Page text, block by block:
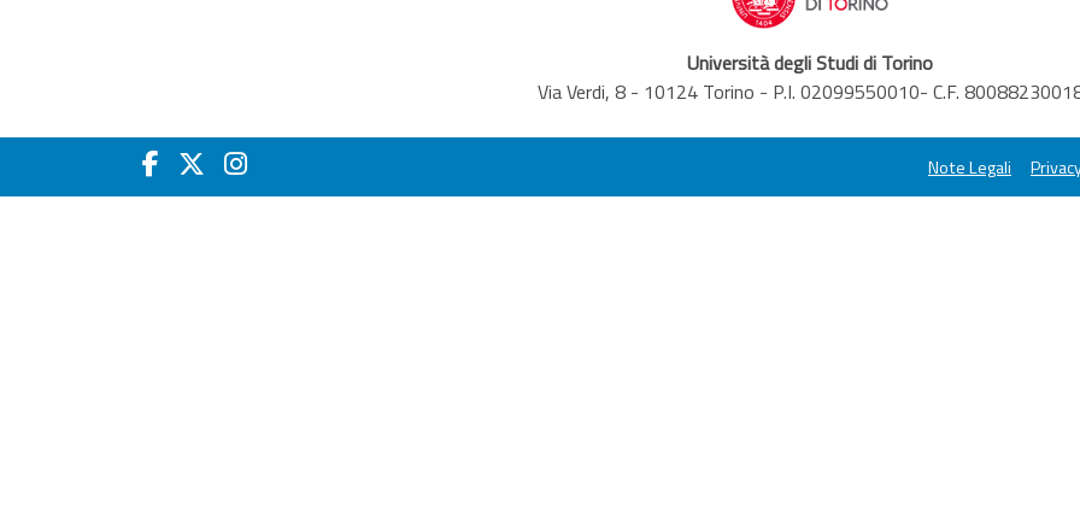
Università degli Studi di Torino
Via Verdi, 8 - 10124 Torino - P.I. 02099550010- C.F.
Note Legali